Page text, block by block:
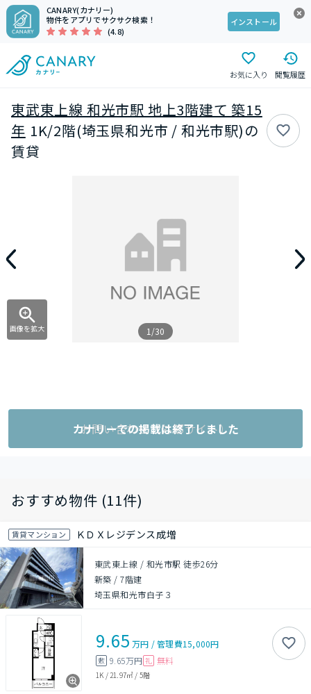
CANARY(カナリー)
物件をアプリでサクサク検索！
(4.8)
インストール
お気に入り 閲覧履歴
東武東上線 和光市駅 地上3階建て 築15
年 1K/2階(埼玉県和光市 / 和光市駅)の
賃貸
画像を拡大 1/30
お問い合わせ（外部サイト）
カナリーでの掲載は終了しました
おすすめ物件 (11件)
賃貸マンション ＫＤＸレジデンス成増
東武東上線 / 和光市駅 徒歩26分
新築 /7階建
埼玉県和光市白子３
9.65 万円 /管理費15,000円
敷 9.65万円 礼 無料
1K / 21.97㎡ / 5階